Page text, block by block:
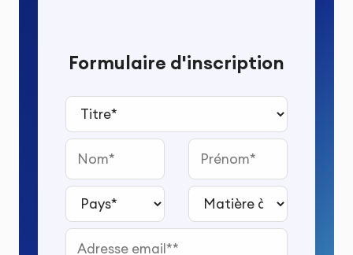
Formulaire d'inscription
Titre*
Nom Prénom
Pays* Matière à étudier*
Adresse email*